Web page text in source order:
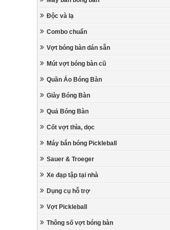
Độc và lạ
Combo chuẩn
Vợt bóng bàn dán sẵn
Mút vợt bóng bàn cũ
Quần Áo Bóng Bàn
Giày Bóng Bàn
Quả Bóng Bàn
Cốt vợt thìa, dọc
Máy bắn bóng Pickleball
Sauer & Troeger
Xe đạp tập tại nhà
Dụng cụ hỗ trợ
Vợt Pickleball
Thông số vợt bóng bàn